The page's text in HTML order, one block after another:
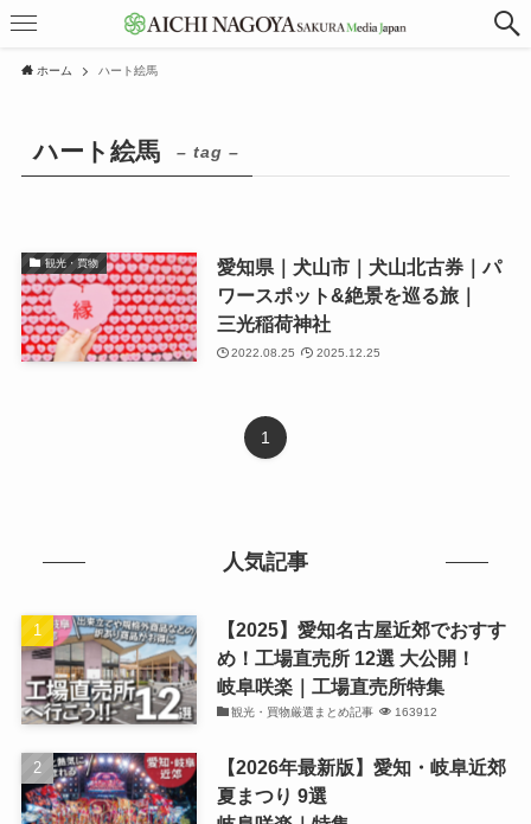
ホーム ハート絵馬
ハート絵馬 – tag –
観光・買物
愛知県｜犬山市｜犬山北古券｜パ
ワースポット&絶景を巡る旅｜
三光稲荷神社
2022.08.25 2025.12.25
1
人気記事
【2025】愛知名古屋近郊でおすす
め！工場直売所 12選 大公開！
岐阜咲楽｜工場直売所特集
観光・買物厳選まとめ記事 163912
【2026年最新版】愛知・岐阜近郊
夏まつり 9選